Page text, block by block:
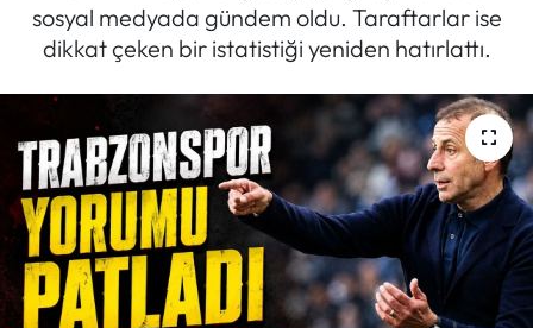
sosyal medyada gündem oldu. Taraftarlar ise
dikkat çeken bir istatistiği yeniden hatırlattı.
Dünya
Mektup Galeri
Röportaj
Manşet
Köşe Yazıları
Haber Arşivi